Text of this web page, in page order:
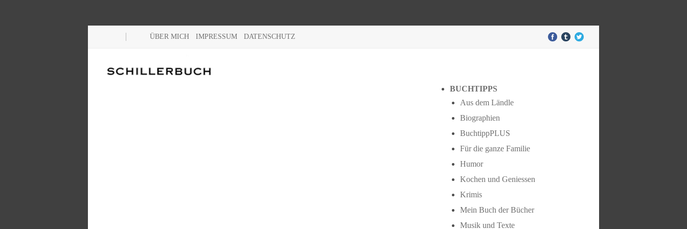
ÜBER MICH IMPRESSUM DATENSCHUTZ
BUCHTIPPS
Aus dem Ländle
Biographien
BuchtippPLUS
Für die ganze Familie
Humor
Kochen und Geniessen
Krimis
Mein Buch der Bücher
Musik und Texte